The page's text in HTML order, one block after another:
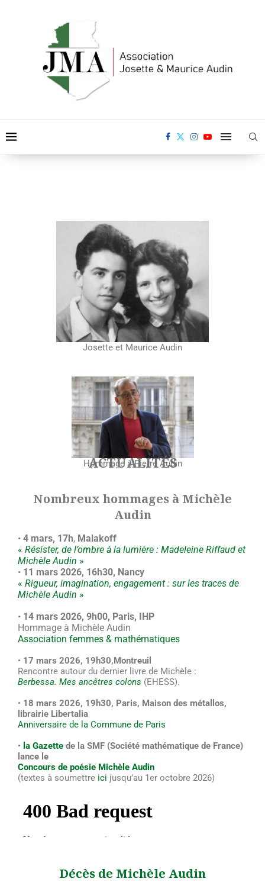
Josette et Maurice Audin
Hommage à Pierre Audin
ACTUALITÉS
Nombreux hommages à Michèle
Audin
• 4 mars, 17h, Malakoff
« Résister, de l’ombre à la lumière : Madeleine Riffaud et
Michèle Audin »
• 11 mars 2026, 16h30, Nancy
« Rigueur, imagination, engagement : sur les traces de
Michèle Audin »
• 14 mars 2026, 9h00, Paris, IHP
Hommage à Michèle Audin
Association femmes & mathématiques
• 17 mars 2026, 19h30,Montreuil
Rencontre autour du dernier livre de Michèle :
Berbessa. Mes ancêtres colons (EHESS).
• 18 mars 2026, 19h30, Paris, Maison des métallos,
librairie Libertalia
Anniversaire de la Commune de Paris
• la Gazette de la SMF (Société mathématique de France)
lance le
Concours de poésie Michèle Audin
(textes à soumettre ici jusqu’au 1er octobre 2026)
Décès de Michèle Audin